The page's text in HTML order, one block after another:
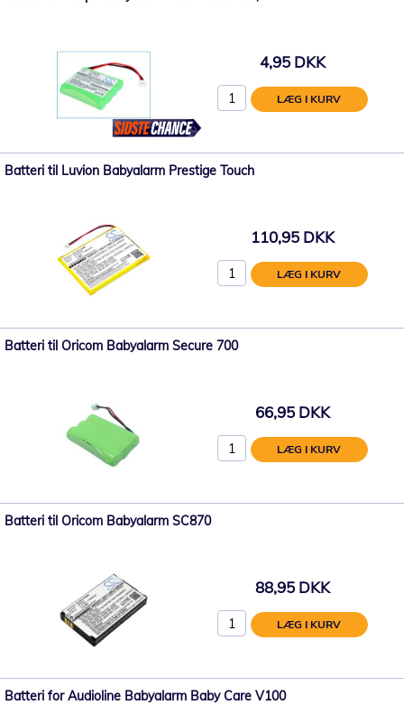
4,95 DKK
LÆG I KURV
Batteri til Luvion Babyalarm Prestige Touch
110,95 DKK
LÆG I KURV
Batteri til Oricom Babyalarm Secure 700
66,95 DKK
LÆG I KURV
Batteri til Oricom Babyalarm SC870
88,95 DKK
LÆG I KURV
Batteri for Audioline Babyalarm Baby Care V100